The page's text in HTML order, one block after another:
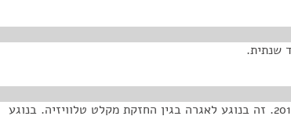
שנתית.
אמרתי. זאת הקפאה לשנת 2010. זה בנוגע לאגרה בגין החזקת מקלט טלוויזיה. בנוגע